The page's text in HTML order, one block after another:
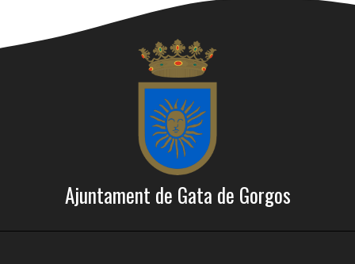
Ajuntament de Gata de Gorgos